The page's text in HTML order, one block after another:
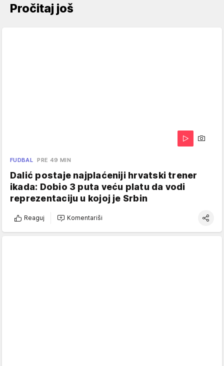
Pročitaj još
FUDBAL PRE 49 MIN
Dalić postaje najplaćeniji hrvatski trener
ikada: Dobio 3 puta veću platu da vodi
reprezentaciju u kojoj je Srbin
Reaguj Komentariši